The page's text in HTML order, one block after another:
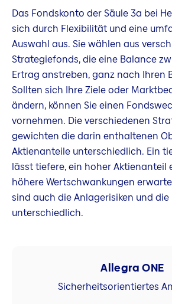
Das Fondskonto der Säule 3a bei
sich durch Flexibilität und eine
Auswahl aus. Sie wählen aus
Strategiefonds, die eine Balance
Ertrag anstreben, ganz nach Ihren
Sollten sich Ihre Ziele oder
ändern, können Sie einen
vornehmen. Die verschiedenen
gewichten die darin enthaltenen
Aktienanteile unterschiedlich. Ein
lässt tiefere, ein hoher Aktienanteil
höhere Wertschwankungen
sind auch die Anlagerisiken und
unterschiedlich.
Allegra ONE
Sicherheitsorientiertes